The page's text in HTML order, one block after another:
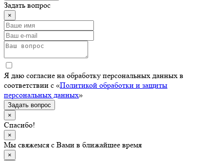
Задать вопрос
×
Я даю согласие на обработку персональных данных в
соответствии с «Политикой обработки и защиты
персональных данных»
Задать вопрос
×
Спасибо!
×
Мы свяжемся с Вами в ближайшее время
×